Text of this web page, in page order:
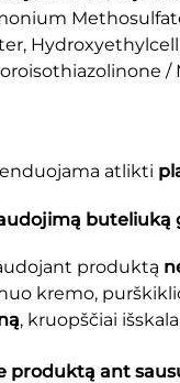
/
atlikti
buteliuką
produktą
kremo,
, kruopščiai
produktą ant